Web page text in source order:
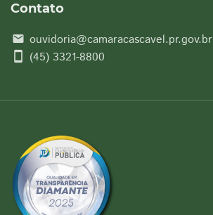
Contato
email ouvidoria@camaracascavel.pr.gov.br
smartphone (45) 3321-8800